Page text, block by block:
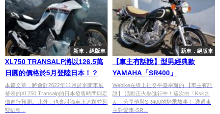
新車．絕版車
XL750 TRANSALP將以126.5萬
日圓的價格於5月登陸日本！？
本篇文章，將會對2022年11月於米蘭車展
發表的XL750 Transalp的日本發售時間與定
價進行預測。此外，也會討論車上這顆並列
雙缸引...
新車．絕版車
【車主有話說】型男經典款
YAMAHA「SR400」
Webike在線上社交平臺舉辦的 【車主有話
說】 活動正火熱進行中！這次由「Kskさ
ん」分享他與SR400的騎乘故事！ 透過車
主對愛車-SR...